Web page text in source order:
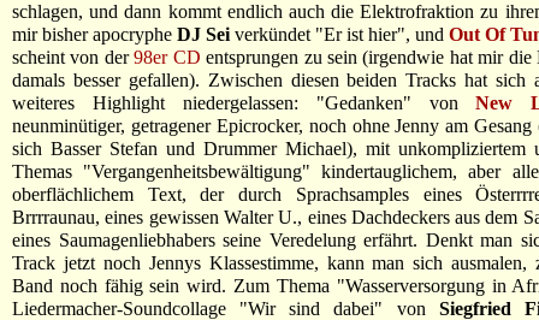
schlagen, und dann kommt endlich auch die Elektrofraktion zu
mir bisher apocryphe DJ Sei verkündet "Er ist hier", und Out Of
scheint von der98er CD entsprungen zu sein (irgendwie hat mir die
damals besser gefallen). Zwischen diesen beiden Tracks hat sich
weiteres Highlight niedergelassen: "Gedanken" vonNew
neunminütiger, getragener Epicrocker, noch ohne Jenny am Gesang
sich Basser Stefan und Drummer Michael), mit unkompliziertem
Themas "Vergangenheitsbewältigung" kindertauglichem, aber
oberflächlichem Text, der durch Sprachsamples eines
Brrrraunau, eines gewissen Walter U., eines Dachdeckers aus dem
eines Saumagenliebhabers seine Veredelung erfährt. Denkt man
Track jetzt noch Jennys Klassestimme, kann man sich ausmalen,
Band noch fähig sein wird. Zum Thema "Wasserversorgung in
Liedermacher-Soundcollage "Wir sind dabei" von Siegfried